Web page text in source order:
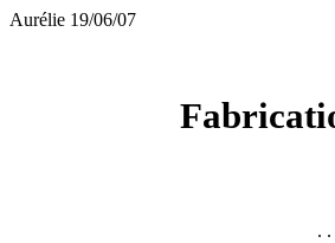
Aurélie 19/06/07
. .